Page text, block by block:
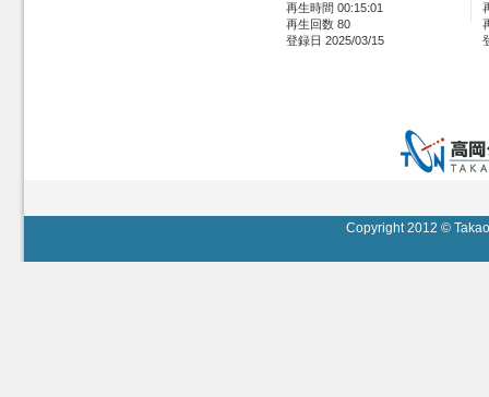
再生時間 00:15:01
再生回数 80
登録日 2025/03/15
Copyright 2012 ©